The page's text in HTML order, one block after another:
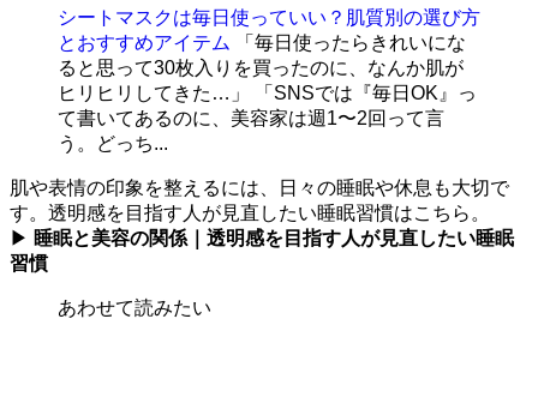
シートマスクは毎日使っていい？肌質別の選び方
とおすすめアイテム
「毎日使ったらきれいにな
ると思って30枚入りを買ったのに、なんか肌が
ヒリヒリしてきた…」 「SNSでは『毎日OK』っ
て書いてあるのに、美容家は週1〜2回って言
う。どっち...
肌や表情の印象を整えるには、日々の睡眠や休息も大切で
す。透明感を目指す人が見直したい睡眠習慣はこちら。
▶ 睡眠と美容の関係｜透明感を目指す人が見直したい睡眠
習慣
あわせて読みたい